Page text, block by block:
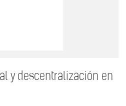
y descentralización en